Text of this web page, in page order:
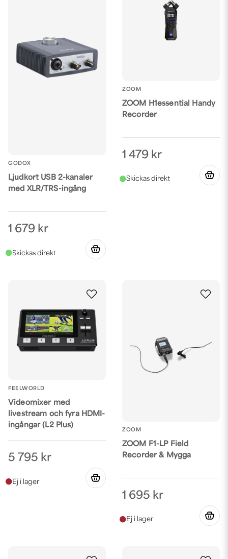
GODOX
Ljudkort USB 2-kanaler
med XLR/TRS-ingång
1 679 kr
ZOOM
ZOOM H1essential Handy
Recorder
1 479 kr
FEELWORLD
Videomixer med
livestream och fyra HDMI-
ingångar (L2 Plus)
5 795 kr
ZOOM
ZOOM F1-LP Field
Recorder & Mygga
1 695 kr